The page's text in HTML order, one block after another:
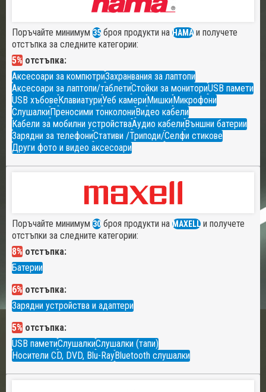
Поръчайте минимум 35 броя продукти на HAMA и получете
отстъпка за следните категории:
5% отстъпка:
Аксесоари за компютриЗахранвания за лаптопи
Аксесоари за лаптопи/таблетиСтойки за мониториUSB памети
USB хъбовеКлавиатуриУеб камериМишкиМикрофони
СлушалкиПреносими тонколониВидео кабели
Кабели за мобилни устройстваАудио кабелиВъншни батерии
Зарядни за телефониСтативи /Триподи/Селфи стикове
Други фото и видео аксесоари
Поръчайте минимум 30 броя продукти на MAXELL и получете
отстъпки за следните категории:
8% отстъпка:
Батерии
6% отстъпка:
Зарядни устройства и адаптери
5% отстъпка:
USB паметиСлушалкиСлушалки (тапи)
Носители CD, DVD, Blu-RayBluetooth слушалки